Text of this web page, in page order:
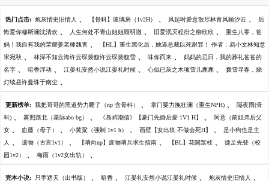
热门点击: 炮灰情史旧情人 、 【骨科】玻璃房（1v2H） 、 风起时爱意散尽林青风顾汐云 、 后
悔爱你穆斯澜沈清欢 、 人生何处不青山姐姐顾明澈 、 旧爱泯灭程衍之柳欣欣 、 重生八零，爸
妈！我自有我的荣耀姜老师魏杳 、 【HL】重生黑化后，她逼总裁以死谢罪！ 作者：易小文林知意
宋宛秋 、 林深不知云海许云琛裴馥许云琛裴馥雪 、 味你而来 、 妈妈的忌日，我的葬礼爸爸的
名字 、 暗香浮动 、 江晏礼安然小说江晏礼时候 、 心似已灰之木项雪儿鹿鹿 、 拨雪寻春，烧
灯续昼许曼珠于南尘 、
更新榜单: 我把哥哥的黑道势力睡了（np 含骨科） 、 掌门要力挽狂澜（重生NPH) 、 隔夜雨(骨
科) 、 雾照路北（星际abo bg） 、 《岛屿潮信》【豪门先婚后爱 1V1 H】 、 阿意（前姐弟后父
女 、 血藤（母子） 、 小黄粱（强制 1v1 h） 、 画壁【女出轨 不做会死H】 、 是小狗也是主
人 、 遗物（古言1v1） 、 【哨向np】废物哨兵求生指南 、 【BL】花開眾枝 、 捷足先登（校
园1v2） 、 梅雨（1v2女出轨） 、
完本小说: 只手遮天（出书版） 、 暗香 、 江晏礼安然小说江晏礼时候 、 炮灰情史旧情人 、